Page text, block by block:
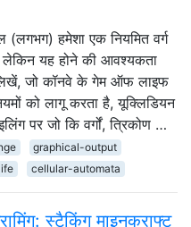
हमेशा एक नियमित वर्ग
लेकिन यह होने की आवश्यकता
जो कॉनवे के गेम ऑफ लाइफ
को लागू करता है, यूक्लिडियन
पर जो कि वर्गों, त्रिकोण …
graphical-output
cellular-automata
स्टैकिंग माइनक्राफ्ट